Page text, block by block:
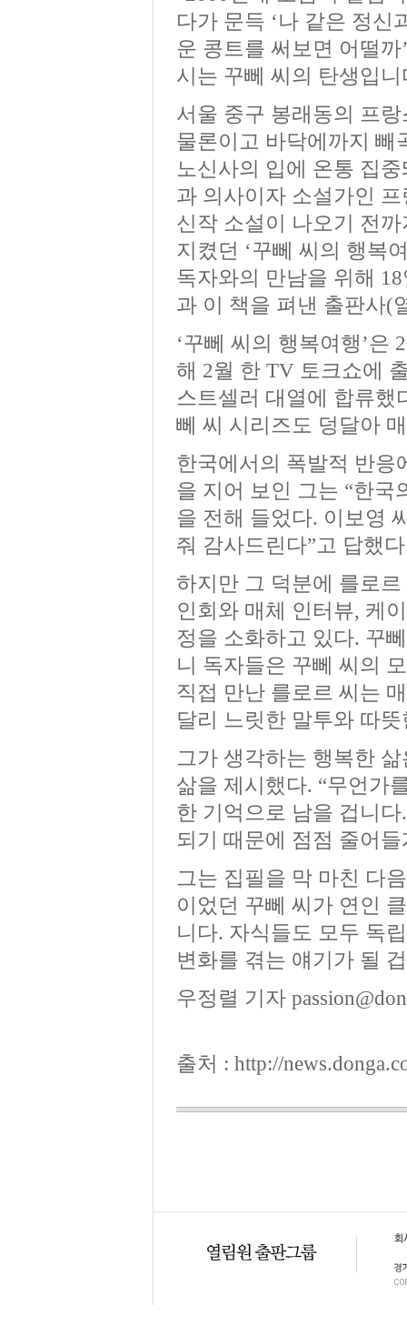
다가 문득 ‘나 같은 정신
운 콩트를 써보면 어떨
시는 꾸뻬 씨의 탄생입니
서울 중구 봉래동의 프
물론이고 바닥에까지 빼
노신사의 입에 온통 집
과 의사이자 소설가인
신작 소설이 나오기 전
지켰던 ‘꾸뻬 씨의 행복
독자와의 만남을 위해
과 이 책을 펴낸 출판사(
‘꾸뻬 씨의 행복여행’은
해 2월 한 TV 토크쇼에
스트셀러 대열에 합류했
뻬 씨 시리즈도 덩달아
한국에서의 폭발적 반응
을 지어 보인 그는 “한국
을 전해 들었다. 이보영
줘 감사드린다”고 답했
하지만 그 덕분에 를로
인회와 매체 인터뷰, 케
정을 소화하고 있다. 꾸
니 독자들은 꾸뻬 씨의
직접 만난 를로르 씨는
달리 느릿한 말투와 따
그가 생각하는 행복한
삶을 제시했다. “무언가
한 기억으로 남을 겁니
되기 때문에 점점 줄어들
그는 집필을 막 마친 다
이었던 꾸뻬 씨가 연인
니다. 자식들도 모두 독
변화를 겪는 얘기가 될
우정렬 기자
출처 : http://